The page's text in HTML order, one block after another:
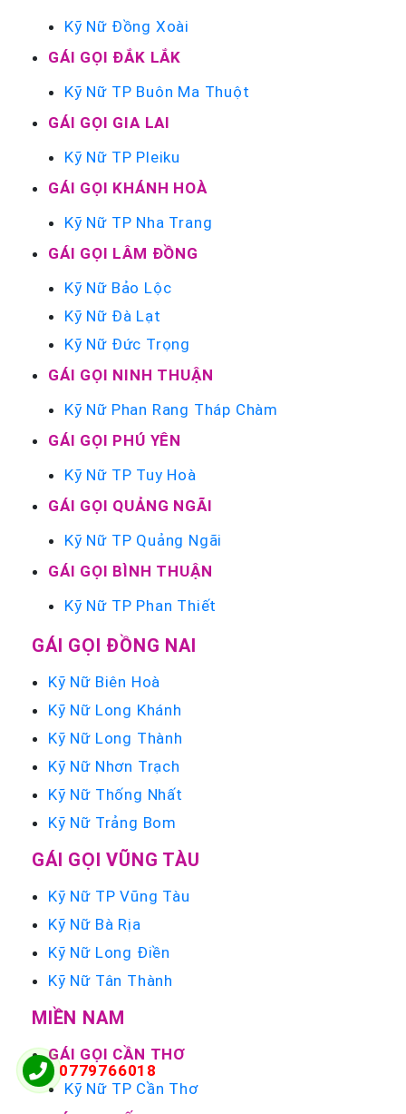
0779766018
Kỹ Nữ Đồng Xoài
GÁI GỌI ĐẮK LẮK
Kỹ Nữ TP Buôn Ma Thuột
GÁI GỌI GIA LAI
Kỹ Nữ TP Pleiku
GÁI GỌI KHÁNH HOÀ
Kỹ Nữ TP Nha Trang
GÁI GỌI LÂM ĐỒNG
Kỹ Nữ Bảo Lộc
Kỹ Nữ Đà Lạt
Kỹ Nữ Đức Trọng
GÁI GỌI NINH THUẬN
Kỹ Nữ Phan Rang Tháp Chàm
GÁI GỌI PHÚ YÊN
Kỹ Nữ TP Tuy Hoà
GÁI GỌI QUẢNG NGÃI
Kỹ Nữ TP Quảng Ngãi
GÁI GỌI BÌNH THUẬN
Kỹ Nữ TP Phan Thiết
GÁI GỌI ĐỒNG NAI
Kỹ Nữ Biên Hoà
Kỹ Nữ Long Khánh
Kỹ Nữ Long Thành
Kỹ Nữ Nhơn Trạch
Kỹ Nữ Thống Nhất
Kỹ Nữ Trảng Bom
GÁI GỌI VŨNG TÀU
Kỹ Nữ TP Vũng Tàu
Kỹ Nữ Bà Rịa
Kỹ Nữ Long Điền
Kỹ Nữ Tân Thành
MIỀN NAM
GÁI GỌI CẦN THƠ
Kỹ Nữ TP Cần Thơ